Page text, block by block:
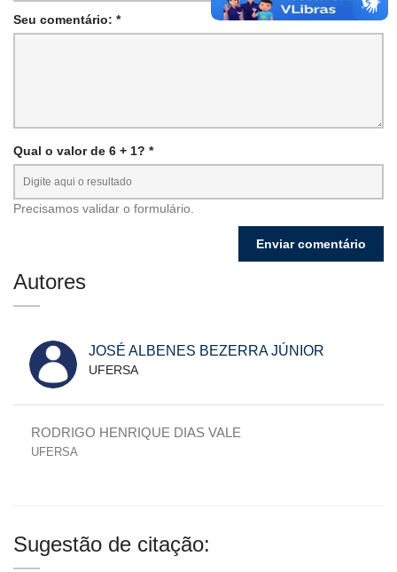
Seu comentário: *
Qual o valor de 6 + 1? *
Precisamos validar o formulário.
Autores
JOSÉ ALBENES BEZERRA JÚNIOR
UFERSA
RODRIGO HENRIQUE DIAS VALE
UFERSA
Sugestão de citação: